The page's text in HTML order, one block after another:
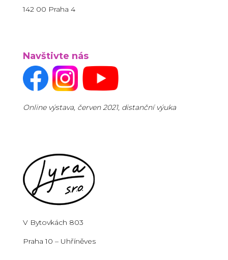
142 00 Praha 4
Navštivte nás
Online výstava, červen 2021, distanční výuka
V Bytovkách 803
Praha 10 – Uhříněves